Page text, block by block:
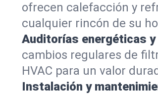
ofrecen calefacción y
cualquier rincón de su
Auditorías energéticas
cambios regulares de
HVAC para un valor
Instalación y